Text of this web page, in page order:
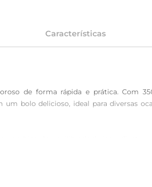
Características
de forma rápida e prática. Com
bolo delicioso, ideal para diversas
de prazer a cada fatia.